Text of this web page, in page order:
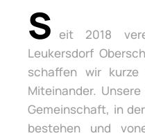
S eit 2018
Leukersdorf
schaffen wir kurze
Miteinander.
Gemeinschaft, in
bestehen und